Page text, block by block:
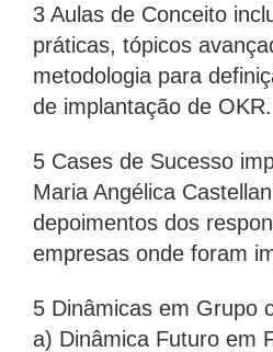
3 Aulas de Conceito
práticas, tópicos
metodologia para
de implantação de OKR.
5 Cases de Sucesso
Maria Angélica
depoimentos dos
empresas onde foram
5 Dinâmicas em Grupo
a) Dinâmica Futuro em